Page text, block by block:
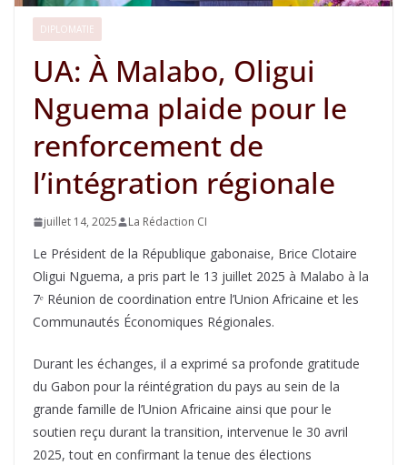
DIPLOMATIE
UA: À Malabo, Oligui
Nguema plaide pour le
renforcement de
l’intégration régionale
juillet 14, 2025 La Rédaction CI
Le Président de la République gabonaise, Brice Clotaire
Oligui Nguema, a pris part le 13 juillet 2025 à Malabo à la
7ᵉ Réunion de coordination entre l’Union Africaine et les
Communautés Économiques Régionales.
Durant les échanges, il a exprimé sa profonde gratitude
du Gabon pour la réintégration du pays au sein de la
grande famille de l’Union Africaine ainsi que pour le
soutien reçu durant la transition, intervenue le 30 avril
2025, tout en confirmant la tenue des élections